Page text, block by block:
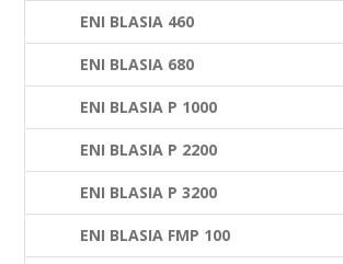
ENI BLASIA 460
ENI BLASIA 680
ENI BLASIA P 1000
ENI BLASIA P 2200
ENI BLASIA P 3200
ENI BLASIA FMP 100